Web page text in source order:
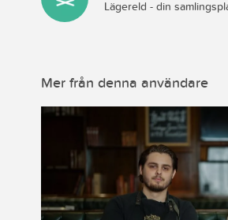
Lägereld - din
Mer från denna användare